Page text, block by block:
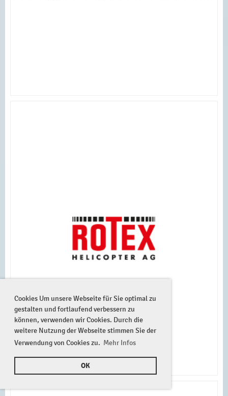
Cookies Um unsere Webseite für Sie optimal zu
gestalten und fortlaufend verbessern zu
können, verwenden wir Cookies. Durch die
weitere Nutzung der Webseite stimmen Sie der
Verwendung von Cookies zu. Mehr Infos
OK